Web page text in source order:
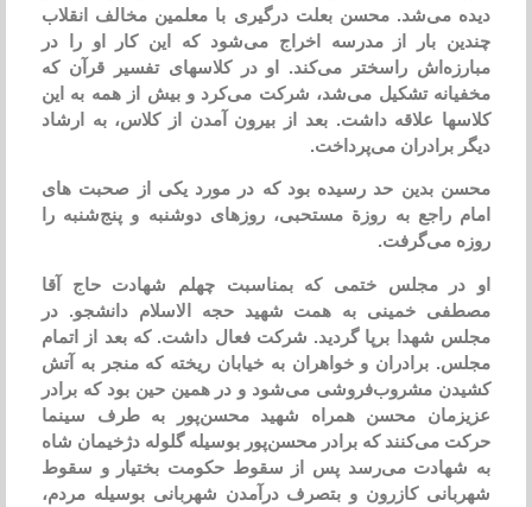
دیده می‌شد. محسن بعلت درگیری با معلمین مخالف انقلاب
چندین بار از مدرسه اخراج می‌شود كه این كار او را در
مبارزه‌اش راسختر می‌كند. او در كلاسهای تفسیر قرآن كه
مخفیانه تشكیل می‌شد، شركت می‌كرد و بیش از همه به این
كلاسها علاقه داشت. بعد از بیرون آمدن از كلاس، به ارشاد
دیگر برادران می‌پرداخت.
محسن بدین حد رسیده بود كه در مورد یكی از صحبت های
امام راجع به روزة مستحبی، روزهای دوشنبه و پنج‌شنبه را
روزه می‌گرفت.
او در مجلس ختمی كه بمناسبت چهلم شهادت حاج آقا
مصطفی خمینی به همت شهید حجه الاسلام دانشجو. در
مجلس شهدا برپا گردید. شركت فعال داشت. كه بعد از اتمام
مجلس. برادران و خواهران به خیابان ریخته كه منجر به آتش
كشیدن مشروب‌فروشی می‌شود و در همین حین بود كه برادر
عزیزمان محسن همراه شهید محسن‌پور به طرف سینما
حركت می‌كنند كه برادر محسن‌پور بوسیله گلوله دژخیمان شاه
به شهادت می‌رسد پس از سقوط حكومت بختیار و سقوط
شهربانی كازرون و بتصرف درآمدن شهربانی بوسیله مردم،